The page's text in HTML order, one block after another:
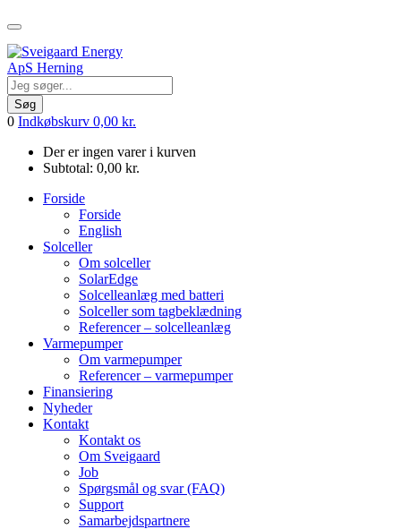
Søg
0 Indkøbskurv 0,00 kr.
Der er ingen varer i kurven
Subtotal: 0,00 kr.
Forside
Forside
English
Solceller
Om solceller
SolarEdge
Solcelleanlæg med batteri
Solceller som tagbeklædning
Referencer – solcelleanlæg
Varmepumper
Om varmepumper
Referencer – varmepumper
Finansiering
Nyheder
Kontakt
Kontakt os
Om Sveigaard
Job
Spørgsmål og svar (FAQ)
Support
Samarbejdspartnere